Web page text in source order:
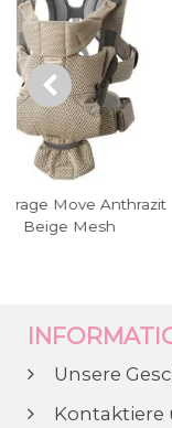
Move
Unsere
Kontaktiere